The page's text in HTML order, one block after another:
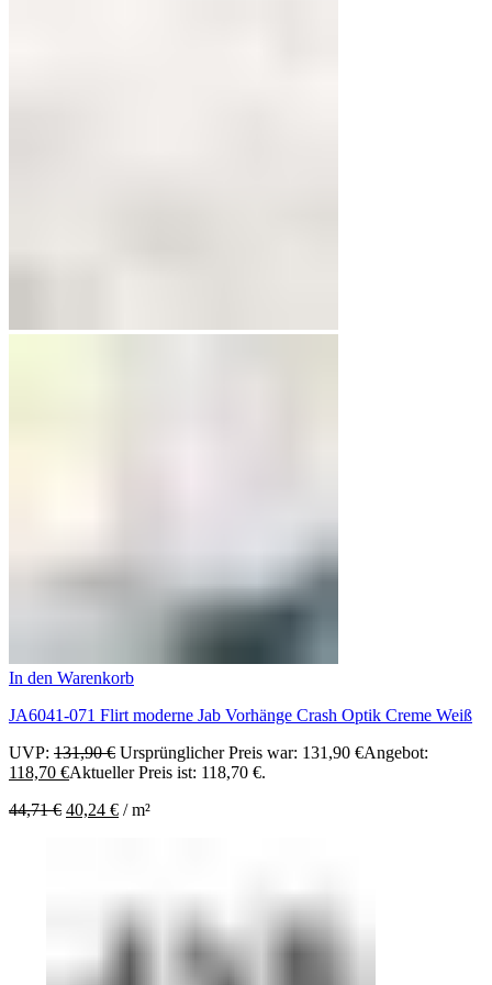
In den Warenkorb
JA6041-071 Flirt moderne Jab Vorhänge Crash Optik Creme Weiß
UVP: 131,90€ Ursprünglicher Preis war: 131,90 €Angebot:
118,70 €Aktueller Preis ist: 118,70 €.
44,71€ 40,24 € /m²